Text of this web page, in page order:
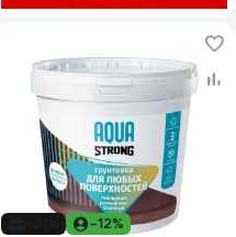
-12%